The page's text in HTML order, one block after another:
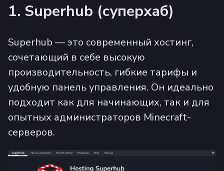
1. Superhub (суперхаб)
Superhub — это современный хостинг,
сочетающий в себе высокую
производительность, гибкие тарифы и
удобную панель управления. Он идеально
подходит как для начинающих, так и для
опытных администраторов Minecraft-
серверов.